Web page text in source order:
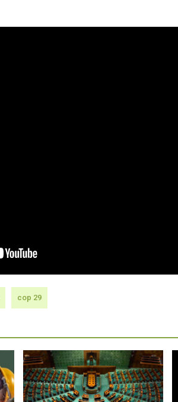
cop 29